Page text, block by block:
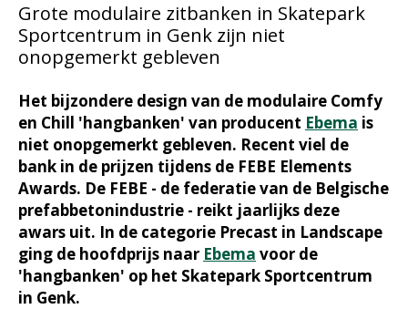
Grote modulaire zitbanken in Skatepark
Sportcentrum in Genk zijn niet
onopgemerkt gebleven
Het bijzondere design van de modulaire Comfy
en Chill 'hangbanken' van producent Ebema is
niet onopgemerkt gebleven. Recent viel de
bank in de prijzen tijdens de FEBE Elements
Awards. De FEBE - de federatie van de Belgische
prefabbetonindustrie - reikt jaarlijks deze
awars uit. In de categorie Precast in Landscape
ging de hoofdprijs naar Ebema voor de
'hangbanken' op het Skatepark Sportcentrum
in Genk.